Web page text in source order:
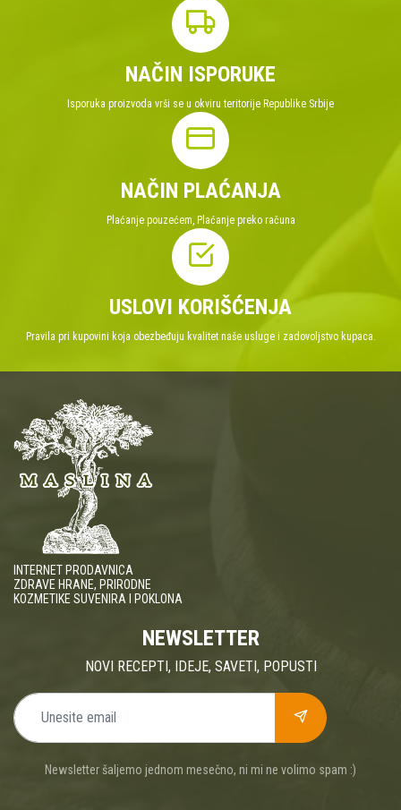
NAČIN ISPORUKE
Isporuka proizvoda vrši se u okviru teritorije Republike Srbije
NAČIN PLAĆANJA
Plaćanje pouzećem, Plaćanje preko računa
USLOVI KORIŠĆENJA
Pravila pri kupovini koja obezbeđuju kvalitet naše usluge i zadovoljstvo kupaca.
INTERNET PRODAVNICA
ZDRAVE HRANE, PRIRODNE
KOZMETIKE SUVENIRA I POKLONA
NEWSLETTER
NOVI RECEPTI, IDEJE, SAVETI, POPUSTI
Newsletter šaljemo jednom mesečno, ni mi ne volimo spam :)